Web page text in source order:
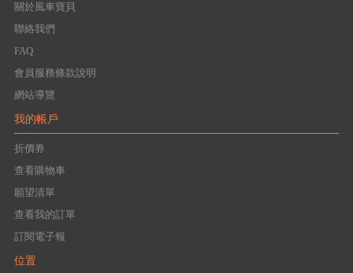
關於風車寶貝
聯絡我們
FAQ
會員服務條款說明
網站導覽
我的帳戶
折價券
查看購物車
願望清單
查看我的訂單
訂閱電子報
位置